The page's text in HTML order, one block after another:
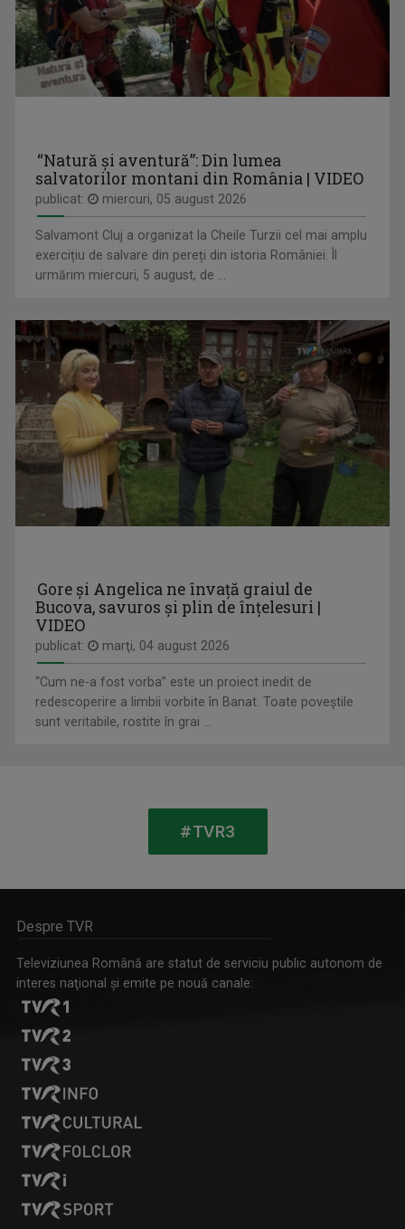
ART PASS
Zilnic, ora 5.55; duminică-vineri, ora 19.55, TVR3
TOȚI ÎMPREUNĂ
Luni-vineri, ora 11:00
IOAN CRISTIAN - TĂRAN
Interpret și realizator al emisiunilor ”Cântec ...
SPITZER JUDIT
Jurnalist TV - Compartiment Minorități TVR ...
ANGELA PRECUP
LAURA CONSTANTINESCU
Prezintă emisiunea "Cântec și poveste", ...
“Natură și aventură”: Din lumea
salvatorilor montani din România | VIDEO
publicat: miercuri, 05 august 2026
Salvamont Cluj a organizat la Cheile Turzii cel mai amplu
exercițiu de salvare din pereți din istoria României. Îl
urmărim miercuri, 5 august, de ...
Gore și Angelica ne învață graiul de
Bucova, savuros și plin de înțelesuri |
VIDEO
publicat: marţi, 04 august 2026
“Cum ne-a fost vorba” este un proiect inedit de
redescoperire a limbii vorbite în Banat. Toate poveștile
sunt veritabile, rostite în grai ...
#TVR3
Despre TVR
Televiziunea Română are statut de serviciu public autonom de
interes naţional şi emite pe nouă canale: